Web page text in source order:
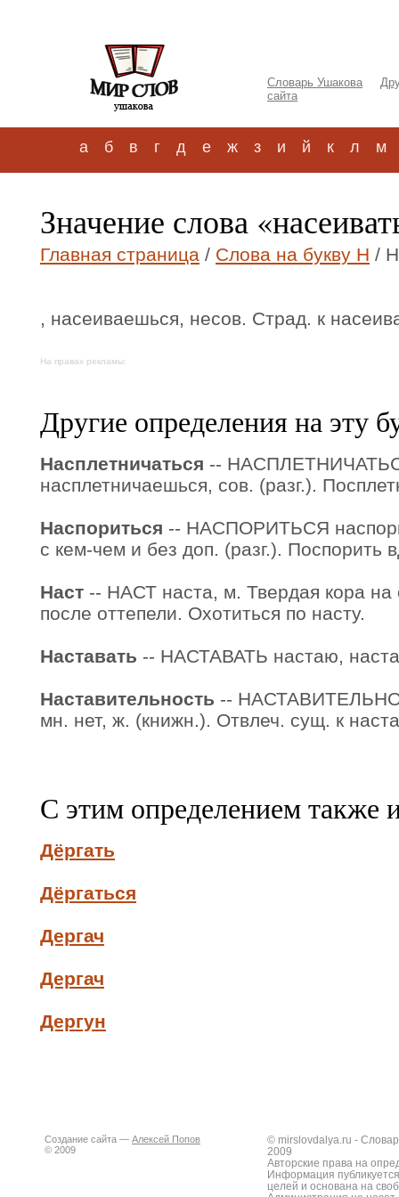
Словарь Ушакова
сайта
а б в г д е ж з и й к л м
Значение слова
Главная страница / Слова на букву Н /
, насеиваешься, несов. Страд. к
На правах рекламы:
Другие определения на эту
Насплетничаться --
насплетничаешься, сов. (разг.).
Наспориться -- НАСПОРИТЬСЯ
с кем-чем и без доп. (разг.). Поспорить
Наст -- НАСТ наста, м. Твердая кора на
после оттепели. Охотиться по насту.
Наставать -- НАСТАВАТЬ настаю,
Наставительность --
мн. нет, ж. (книжн.). Отвлеч. сущ. к
С этим определением также
Дёргать
Дёргаться
Дергач
Дергач
Дергун
Создание сайта — Алексей Попов
© 2009
© mirslovdalya.ru -
2009
Авторские права на
Информация
целей и основана на